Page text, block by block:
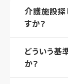
介護施設探
すか？
どういう基
か？